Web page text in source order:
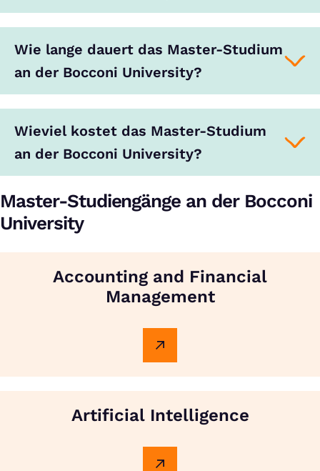
Wie lange dauert das Master-Studium
an der Bocconi University?
Wieviel kostet das Master-Studium
an der Bocconi University?
Master-Studiengänge an der Bocconi
University
Accounting and Financial
Management
Artificial Intelligence